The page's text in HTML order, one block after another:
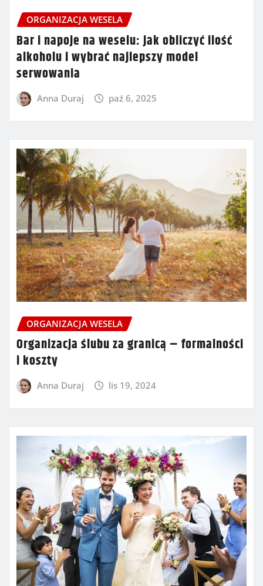
ORGANIZACJA WESELA
Bar i napoje na weselu: jak obliczyć ilość
alkoholu i wybrać najlepszy model
serwowania
Anna Duraj paź 6, 2025
ORGANIZACJA WESELA
Organizacja ślubu za granicą – formalności
i koszty
Anna Duraj lis 19, 2024